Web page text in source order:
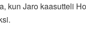
kun Jaro kaasutteli